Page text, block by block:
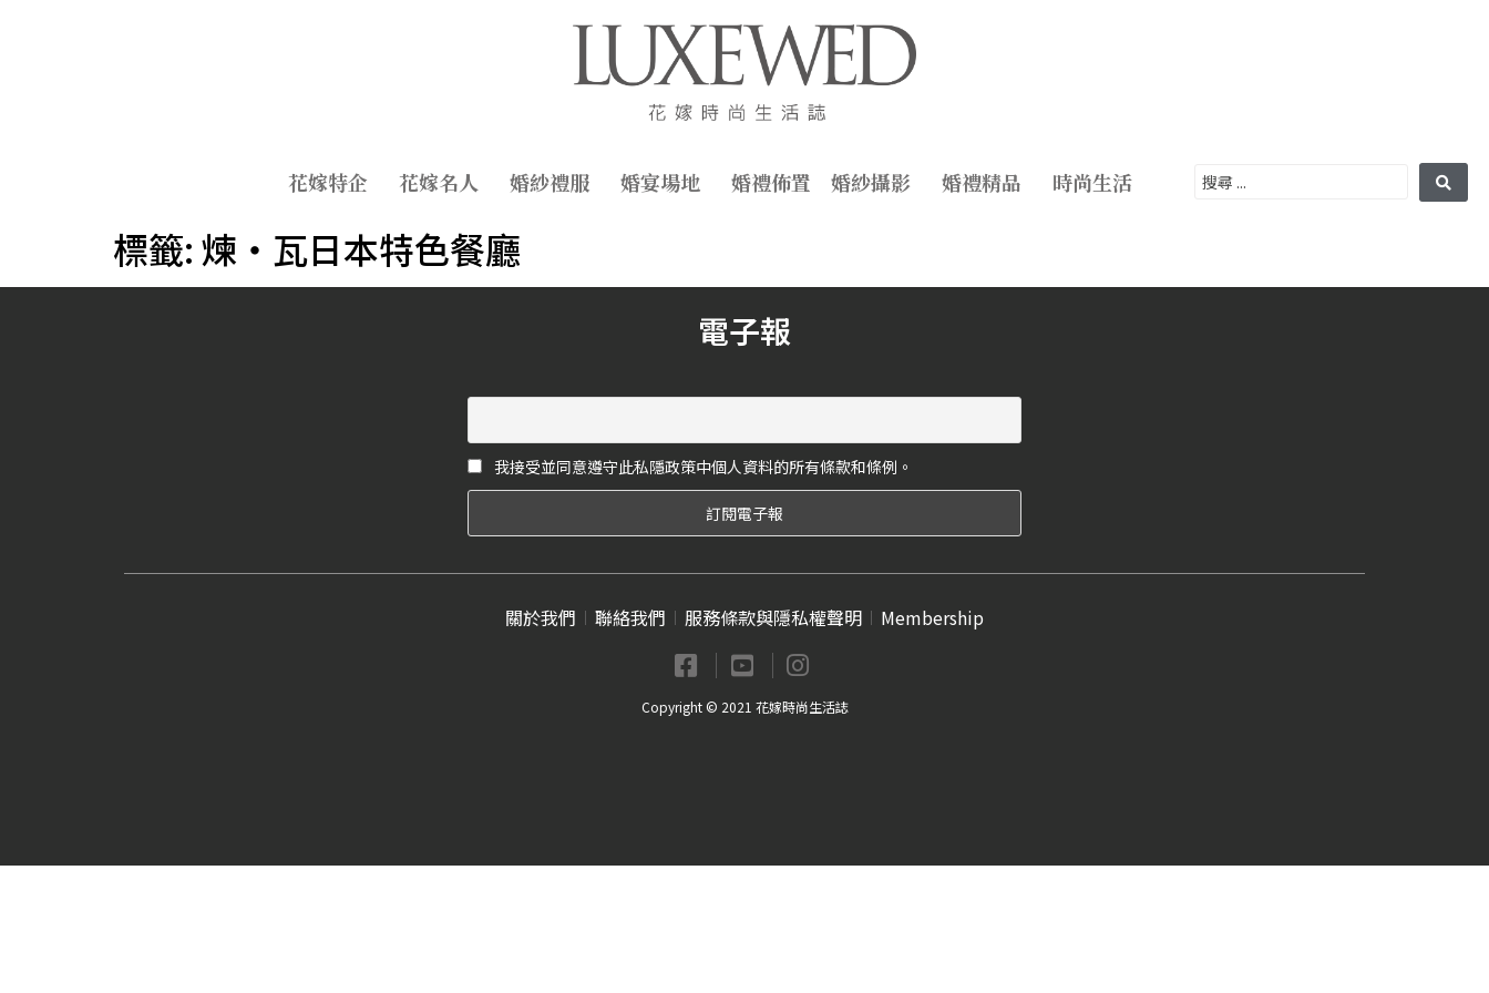
花嫁特企 花嫁名人 婚紗禮服 婚宴場地 婚禮佈置 婚紗攝影 婚禮精品 時尚生活
標籤:煉‧瓦日本特色餐廳
電子報
我接受並同意遵守此私隱政策中個人資料的所有條款和條例。
關於我們 聯絡我們 服務條款與隱私權聲明 Membership
Copyright © 2021 花嫁時尚生活誌